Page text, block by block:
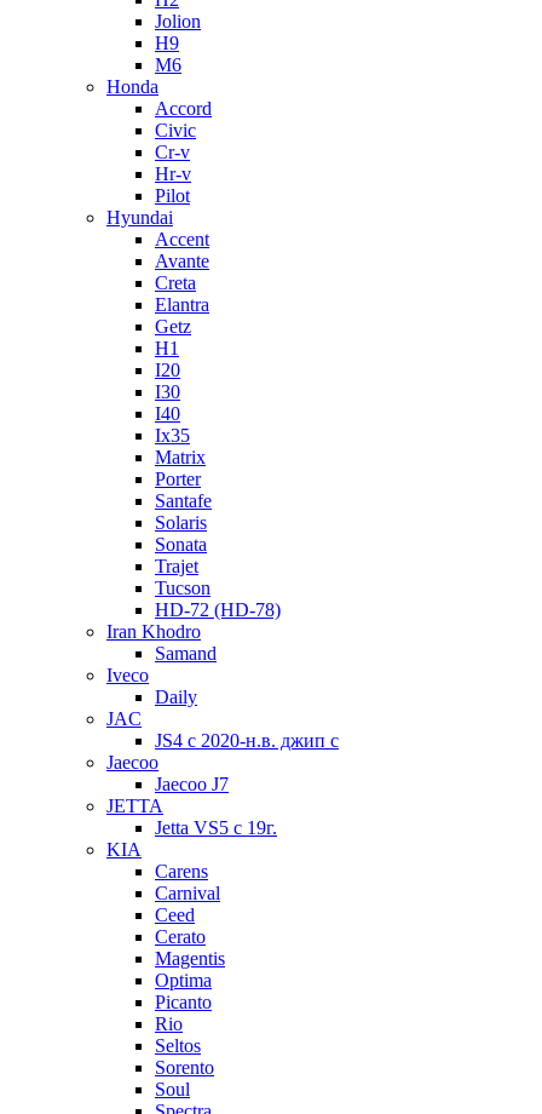
Jolion
H9
M6
Honda
Accord
Civic
Cr-v
Hr-v
Pilot
Hyundai
Accent
Avante
Creta
Elantra
Getz
H1
I20
I30
I40
Ix35
Matrix
Porter
Santafe
Solaris
Sonata
Trajet
Tucson
HD-72 (HD-78)
Iran Khodro
Samand
Iveco
Daily
JAC
JS4 с 2020-н.в. джип с
Jaecoo
Jaecoo J7
JETTA
Jetta VS5 с 19г.
KIA
Carens
Carnival
Ceed
Cerato
Magentis
Optima
Picanto
Rio
Seltos
Sorento
Soul